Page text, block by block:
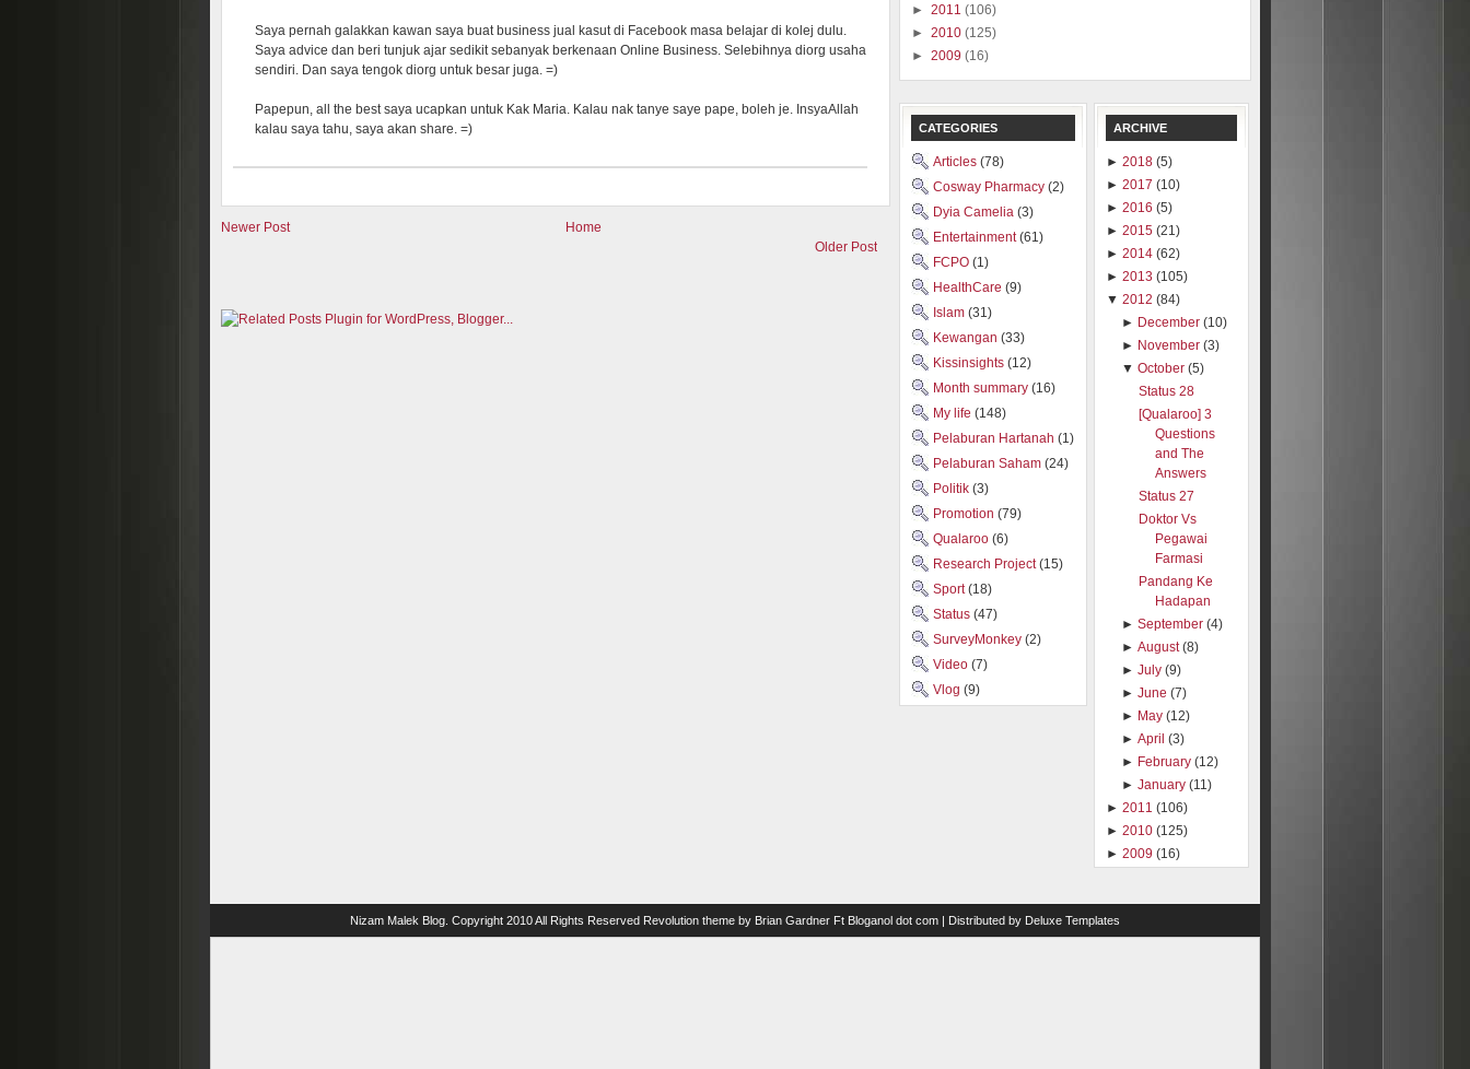
Saya pernah galakkan kawan saya buat business jual kasut di Facebook masa belajar di kolej dulu.
Saya advice dan beri tunjuk ajar sedikit sebanyak berkenaan Online Business. Selebihnya diorg usaha
sendiri. Dan saya tengok diorg untuk besar juga. =)
Papepun, all the best saya ucapkan untuk Kak Maria. Kalau nak tanye saye pape, boleh je. InsyaAllah
kalau saya tahu, saya akan share. =)
Newer Post
Older Post
Home
► 2011 (106)
► 2010 (125)
► 2009 (16)
CATEGORIES
Articles (78)
Cosway Pharmacy (2)
Dyia Camelia (3)
Entertainment(61)
FCPO (1)
HealthCare (9)
Islam (31)
Kewangan (33)
Kissinsights (12)
Month summary (16)
My life (148)
Pelaburan Hartanah (1)
Pelaburan Saham (24)
Politik (3)
Promotion (79)
Qualaroo (6)
Research Project(15)
Sport(18)
Status (47)
SurveyMonkey (2)
Video (7)
Vlog (9)
ARCHIVE
► 2018 (5)
► 2017 (10)
► 2016 (5)
► 2015 (21)
► 2014 (62)
► 2013 (105)
▼ 2012 (84)
► December (10)
► November (3)
▼October (5)
Status 28
[Qualaroo] 3
Questions
and The
Answers
Status 27
Doktor Vs
Pegawai
Farmasi
Pandang Ke
Hadapan
►September (4)
►August (8)
►July (9)
►June (7)
► May (12)
►April (3)
► February (12)
►January (11)
► 2011 (106)
► 2010 (125)
► 2009 (16)
Nizam Malek Blog . Copyright 2010 All Rights Reserved Revolution theme by Brian Gardner Ft Bloganol dot com | Distributed by Deluxe Templates